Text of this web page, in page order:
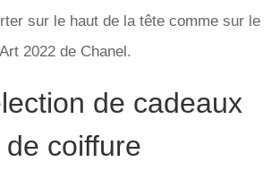
sur le haut de la tête comme sur le
2022 de Chanel.
de cadeaux
coiffure